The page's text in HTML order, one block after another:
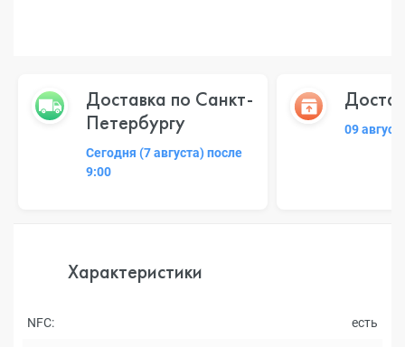
Доставка по Санкт-
Петербургу
Сегодня (7 августа) после
9:00
09
Характеристики
NFC: есть